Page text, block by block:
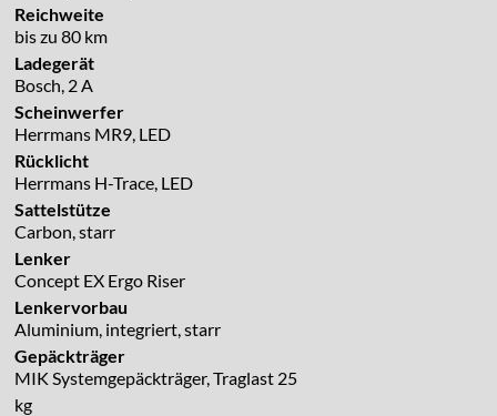
Reichweite
bis zu 80 km
Ladegerät
Bosch, 2 A
Scheinwerfer
Herrmans MR9, LED
Rücklicht
Herrmans H-Trace, LED
Sattelstütze
Carbon, starr
Lenker
Concept EX Ergo Riser
Lenkervorbau
Aluminium, integriert, starr
Gepäckträger
MIK Systemgepäckträger, Traglast 25
kg